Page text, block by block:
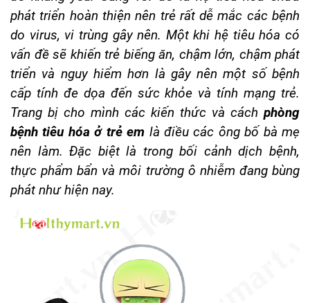
phát triển hoàn thiện nên trẻ rất dễ mắc các bệnh
do virus, vi trùng gây nên. Một khi hệ tiêu hóa có
vấn đề sẽ khiến trẻ biếng ăn, chậm lớn, chậm phát
triển và nguy hiểm hơn là gây nên một số bệnh
cấp tính đe dọa đến sức khỏe và tính mạng trẻ.
Trang bị cho mình các kiến thức và cách phòng
bệnh tiêu hóa ở trẻ em là điều các ông bố bà mẹ
nên làm. Đặc biệt là trong bối cảnh dịch bệnh,
thực phẩm bẩn và môi trường ô nhiễm đang bùng
phát như hiện nay.